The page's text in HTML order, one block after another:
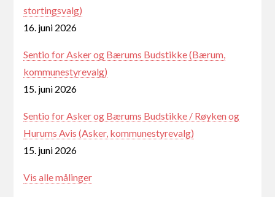
stortingsvalg)
16. juni 2026
Sentio for Asker og Bærums Budstikke (Bærum,
kommunestyrevalg)
15. juni 2026
Sentio for Asker og Bærums Budstikke / Røyken og
Hurums Avis (Asker, kommunestyrevalg)
15. juni 2026
Vis alle målinger